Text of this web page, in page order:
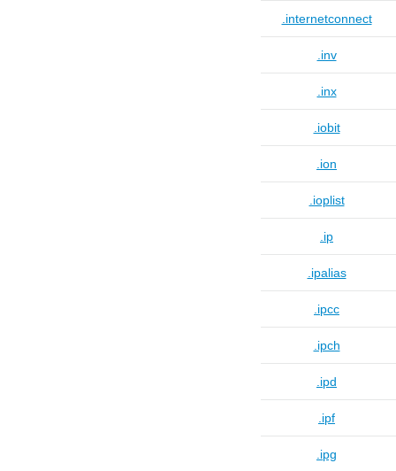
.internetconnect
.inv
.inx
.iobit
.ion
.ioplist
.ip
.ipalias
.ipcc
.ipch
.ipd
.ipf
.ipg